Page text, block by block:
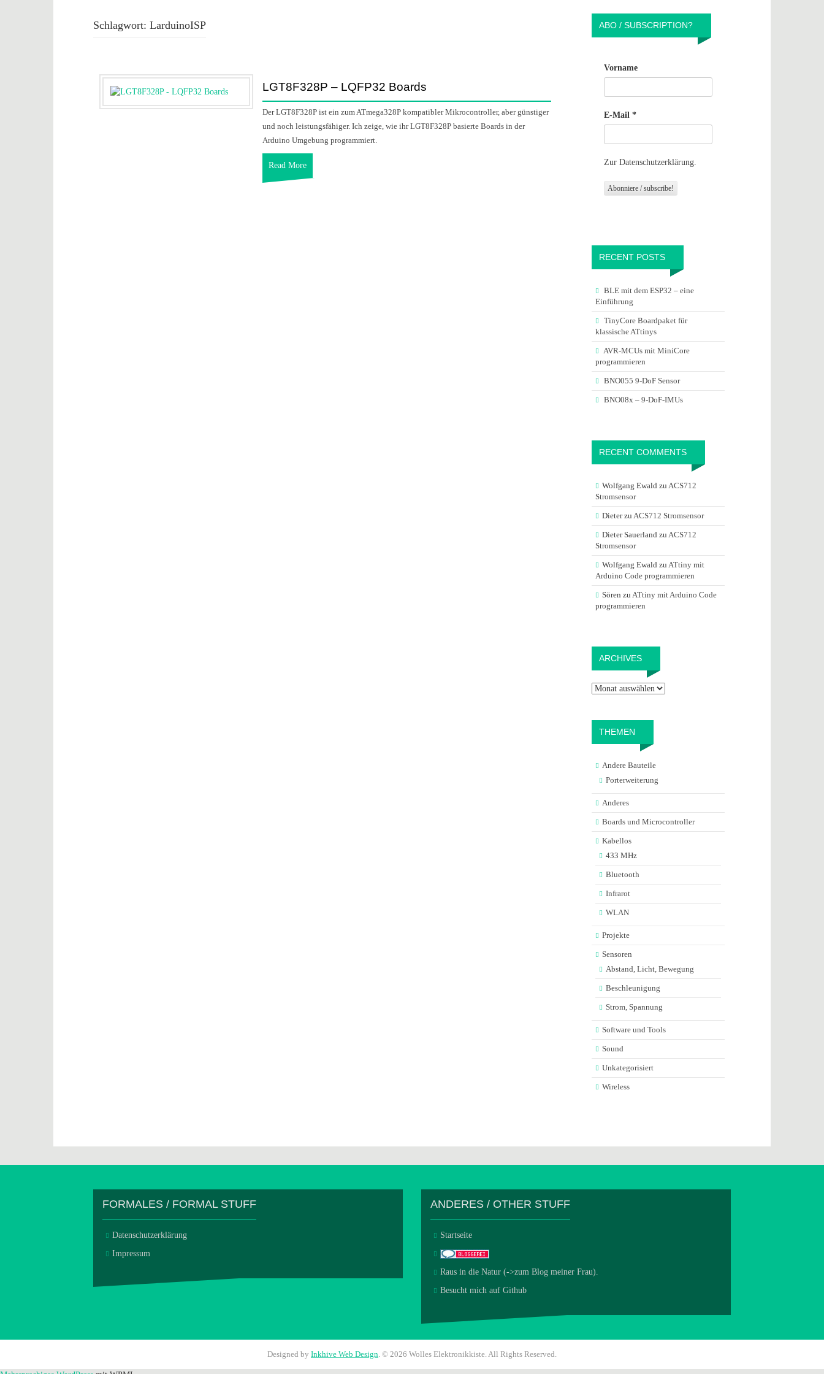
Schlagwort: LarduinoISP
LGT8F328P – LQFP32 Boards
Der LGT8F328P ist ein zum ATmega328P kompatibler Mikrocontroller, aber günstiger
und noch leistungsfähiger. Ich zeige, wie ihr LGT8F328P basierte Boards in der
Arduino Umgebung programmiert.
Read More
ABO / SUBSCRIPTION?
Vorname
E-Mail *
Zur Datenschutzerklärung.
RECENT POSTS
BLE mit dem ESP32 – eine
Einführung
TinyCore Boardpaket für
klassische ATtinys
AVR-MCUs mit MiniCore
programmieren
BNO055 9-DoF Sensor
BNO08x – 9-DoF-IMUs
RECENT COMMENTS
Wolfgang Ewaldzu ACS712
Stromsensor
Dieterzu ACS712 Stromsensor
Dieter Sauerlandzu ACS712
Stromsensor
Wolfgang Ewaldzu ATtiny mit
Arduino Code programmieren
Sören zu ATtiny mit Arduino Code
programmieren
ARCHIVES
THEMEN
Andere Bauteile
Porterweiterung
Anderes
Boards und Microcontroller
Kabellos
433 MHz
Bluetooth
Infrarot
WLAN
Projekte
Sensoren
Abstand, Licht, Bewegung
Beschleunigung
Strom, Spannung
Software und Tools
Sound
Unkategorisiert
Wireless
FORMALES / FORMAL STUFF
Datenschutzerklärung
Impressum
ANDERES / OTHER STUFF
Startseite
Raus in die Natur (->zum Blog meiner Frau).
Besucht mich auf Github
Designed by Inkhive Web Design. © 2026 Wolles Elektronikkiste. All Rights Reserved.